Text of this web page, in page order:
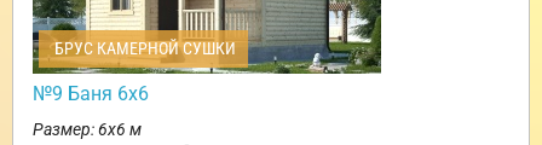
БРУС КАМЕРНОЙ СУШКИ
№9 Баня 6х6
Размер: 6х6 м